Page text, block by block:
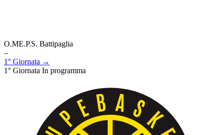
O.ME.P.S. Battipaglia
–
1° Giornata →
1° Giornata In programma